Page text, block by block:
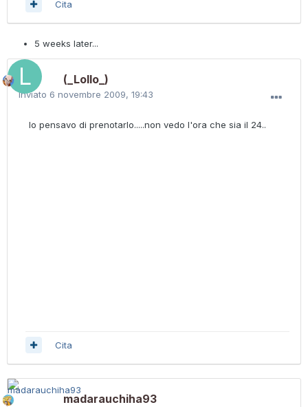
Cita
5 weeks later...
(_Lollo_)
Inviato 6 novembre 2009, 19:43
Io pensavo di prenotarlo.....non vedo l'ora che sia il 24..
Cita
madarauchiha93